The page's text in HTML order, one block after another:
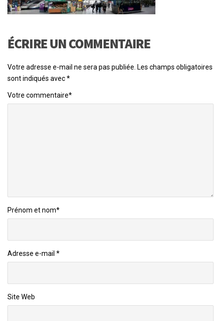
ÉCRIRE UN COMMENTAIRE
Votre adresse e-mail ne sera pas publiée. Les champs obligatoires
sont indiqués avec*
Votre commentaire*
Prénom et nom*
Adresse e-mail *
Site Web